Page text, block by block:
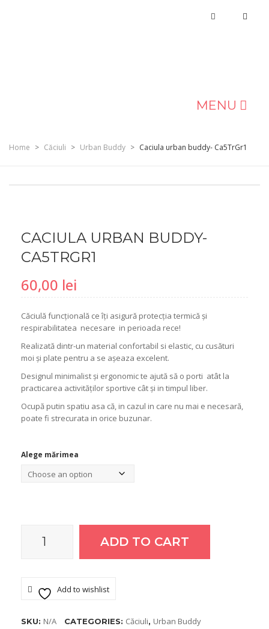
MENU
MAGAZIN
Home > Căciuli > Urban Buddy > Caciula urban buddy- Ca5TrGr1
CACIULA URBAN BUDDY-
CA5TRGR1
60,00 lei
Căciulă funcțională ce îți asigură protecția termică și
respirabilitatea necesare in perioada rece!
Realizată dintr-un material confortabil si elastic, cu cusături
moi și plate pentru a se așeaza excelent.
Designul minimalist și ergonomic te ajută să o porti atât la
practicarea activităților sportive cât și in timpul liber.
Ocupă putin spatiu asa că, in cazul in care nu mai e necesară,
poate fi strecurata in orice buzunar.
Alege mărimea
Caciula ADD TO CART
Add to wishlist
SKU: N/A CATEGORIES: Căciuli, Urban Buddy